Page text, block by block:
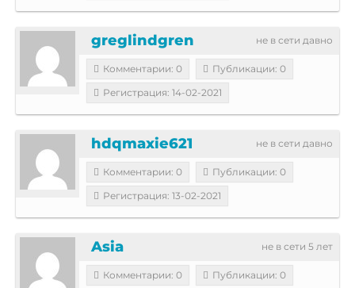
не в сети давно
greglindgren
Комментарии: 0
Публикации: 0
Регистрация: 14-02-2021
не в сети давно
hdqmaxie621
Комментарии: 0
Публикации: 0
Регистрация: 13-02-2021
не в сети 5 лет
Asia
Комментарии: 0
Публикации: 0